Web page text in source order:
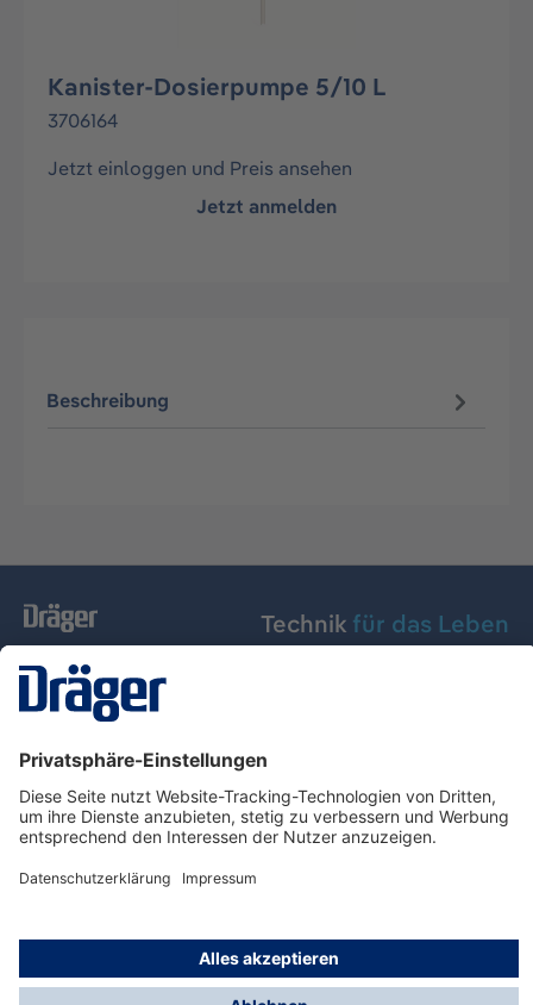
Kanister-Dosierpumpe 5/10 L
3706164
Jetzt einloggen und Preis ansehen
Jetzt anmelden
Beschreibung
Technik für das Leben
Dräger Austria GmbH
Über Dräger
Informationen
© Dräger Austria GmbH, 2024
* Alle Preise exkl. gesetzl. Mehrwertsteuer zzgl.